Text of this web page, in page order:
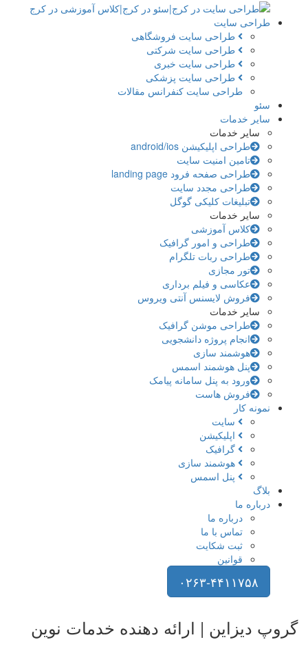
طراحی سایت
طراحی سایت فروشگاهی
طراحی سایت شرکتی
طراحی سایت خبری
طراحی سایت پزشکی
طراحی سایت کنفرانس مقالات
سئو
سایر خدمات
سایر خدمات
طراحی اپلیکیشن android/ios
تامین امنیت سایت
طراحی صفحه فرود landing page
طراحی مجدد سایت
تبلیغات کلیکی گوگل
سایر خدمات
کلاس آموزشی
طراحی و امور گرافیک
طراحی ربات تلگرام
تور مجازی
عکاسی و فیلم برداری
فروش لایسنس آنتی ویروس
سایر خدمات
طراحی موشن گرافیک
انجام پروژه دانشجویی
هوشمند سازی
پنل هوشمند اسمس
ورود به پنل سامانه پیامک
فروش هاست
نمونه کار
سایت
اپلیکیشن
گرافیک
هوشمند سازی
پنل اسمس
بلاگ
درباره ما
درباره ما
تماس با ما
ثبت شکایت
قوانین
۰۲۶۳-۴۴۱۱۷۵۸
دیزاین | ارائه دهنده خدمات نوین